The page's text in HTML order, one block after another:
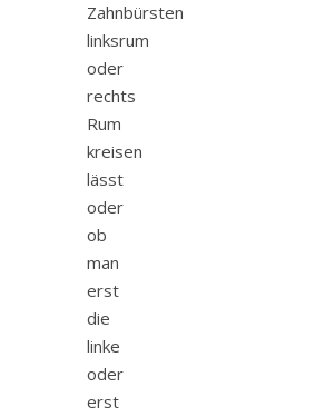
Zahnbürsten
linksrum
oder
rechts
Rum
kreisen
lässt
oder
ob
man
erst
die
linke
oder
erst